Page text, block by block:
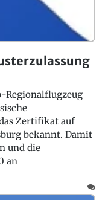
Regionalflugzeug
Zertifikat auf
bekannt. Damit
und die
an